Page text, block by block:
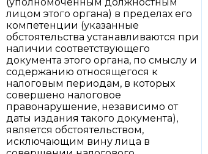
лицом этого органа) в пределах его
компетенции (указанные
обстоятельства устанавливаются при
наличии соответствующего
документа этого органа, по смыслу и
содержанию относящегося к
налоговым периодам, в которых
совершено налоговое
правонарушение, независимо от
даты издания такого документа),
является обстоятельством,
исключающим вину лица в